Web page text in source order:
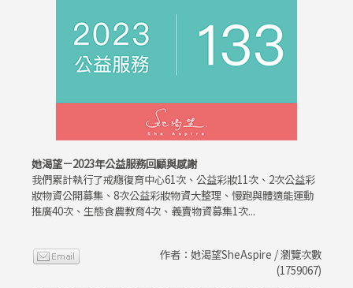
她渴望－2023年公益服務回顧與感謝
我們累計執行了戒癮復育中心61次、公益彩妝11次、2次公益彩
妝物資公開募集、8次公益彩妝物資大整理、慢跑與體適能運動
推廣40次、生態食農教育4次、義賣物資募集1次...
作者：她渴望SheAspire / 瀏覽次數
(1759067)